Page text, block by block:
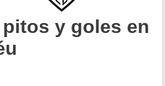
y goles en